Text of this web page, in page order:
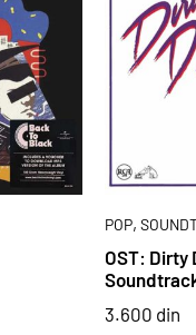
POP,
OST: Dirty
3.600 din